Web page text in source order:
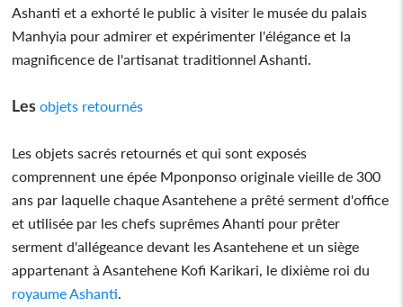
Ashanti et a exhorté le public à visiter le musée du palais
Manhyia pour admirer et expérimenter l'élégance et la
magnificence de l'artisanat traditionnel Ashanti.
Les objets retournés
Les objets sacrés retournés et qui sont exposés
comprennent une épée Mponponso originale vieille de 300
ans par laquelle chaque Asantehene a prêté serment d'office
et utilisée par les chefs suprêmes Ahanti pour prêter
serment d'allégeance devant les Asantehene et un siège
appartenant à Asantehene Kofi Karikari, le dixième roi du
royaume Ashanti